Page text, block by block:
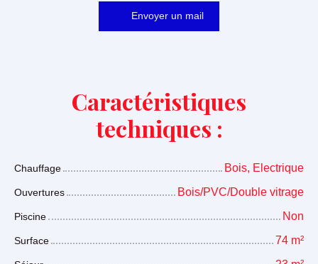
Envoyer un mail
Caractéristiques
techniques :
Chauffage Bois, Electrique
Ouvertures Bois/PVC/Double vitrage
Piscine Non
Surface 74 m²